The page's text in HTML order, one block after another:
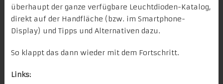
überhaupt der ganze verfügbare Leuchtdioden-Katalog,
direkt auf der Handfläche (bzw. im Smartphone-
Display) und Tipps und Alternativen dazu.
So klappt das dann wieder mit dem Fortschritt.
Links: